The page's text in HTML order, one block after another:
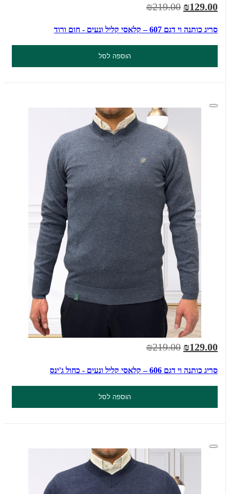
₪129.00
₪219.00
סריג כותנה וי דגם 607 – קלאסי קליל ונעים - חום ורוד
הוספה לסל
₪129.00
₪219.00
סריג כותנה וי דגם 606 – קלאסי קליל ונעים - כחול ג'ינס
הוספה לסל